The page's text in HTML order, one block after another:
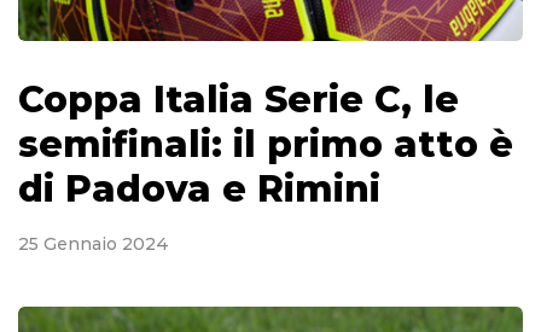
Coppa Italia Serie C, le
semifinali: il primo atto è
di Padova e Rimini
25 Gennaio 2024